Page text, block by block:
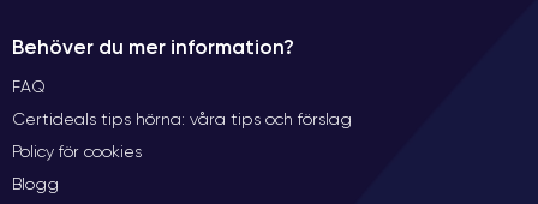
Behöver du mer information?
FAQ
Certideals tips hörna: våra tips och förslag
Policy för cookies
Blogg